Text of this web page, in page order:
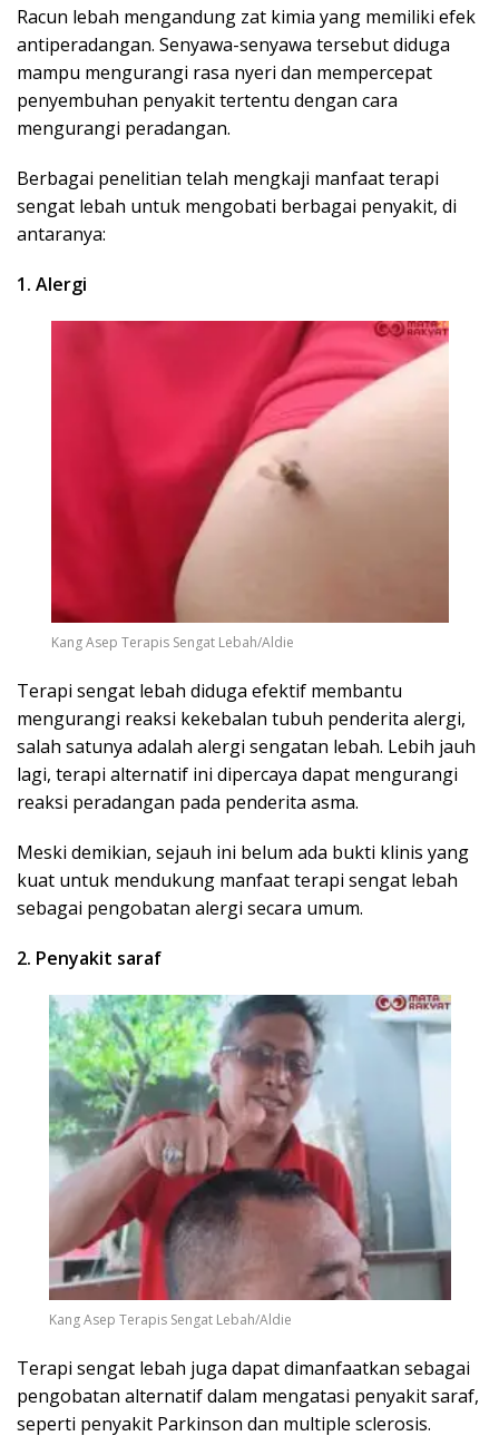
Racun lebah mengandung zat kimia yang memiliki efek
antiperadangan. Senyawa-senyawa tersebut diduga
mampu mengurangi rasa nyeri dan mempercepat
penyembuhan penyakit tertentu dengan cara
mengurangi peradangan.
Berbagai penelitian telah mengkaji manfaat terapi
sengat lebah untuk mengobati berbagai penyakit, di
antaranya:
1. Alergi
Kang Asep Terapis Sengat Lebah/Aldie
Terapi sengat lebah diduga efektif membantu
mengurangi reaksi kekebalan tubuh penderita alergi,
salah satunya adalah alergi sengatan lebah. Lebih jauh
lagi, terapi alternatif ini dipercaya dapat mengurangi
reaksi peradangan pada penderita asma.
Meski demikian, sejauh ini belum ada bukti klinis yang
kuat untuk mendukung manfaat terapi sengat lebah
sebagai pengobatan alergi secara umum.
2. Penyakit saraf
Kang Asep Terapis Sengat Lebah/Aldie
Terapi sengat lebah juga dapat dimanfaatkan sebagai
pengobatan alternatif dalam mengatasi penyakit saraf,
seperti penyakit Parkinson dan multiple sclerosis.